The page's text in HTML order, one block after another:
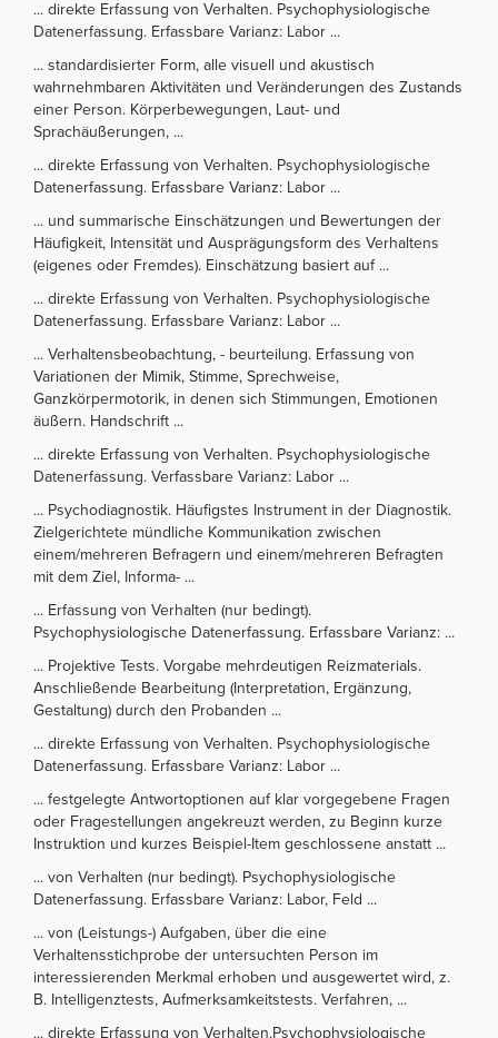
... direkte Erfassung von Verhalten. Psychophysiologische
Datenerfassung. Erfassbare Varianz: Labor ...
... standardisierter Form, alle visuell und akustisch
wahrnehmbaren Aktivitäten und Veränderungen des Zustands
einer Person. Körperbewegungen, Laut- und
Sprachäußerungen, ...
... direkte Erfassung von Verhalten. Psychophysiologische
Datenerfassung. Erfassbare Varianz: Labor ...
... und summarische Einschätzungen und Bewertungen der
Häufigkeit, Intensität und Ausprägungsform des Verhaltens
(eigenes oder Fremdes). Einschätzung basiert auf ...
... direkte Erfassung von Verhalten. Psychophysiologische
Datenerfassung. Erfassbare Varianz: Labor ...
... Verhaltensbeobachtung, - beurteilung. Erfassung von
Variationen der Mimik, Stimme, Sprechweise,
Ganzkörpermotorik, in denen sich Stimmungen, Emotionen
äußern. Handschrift ...
... direkte Erfassung von Verhalten. Psychophysiologische
Datenerfassung. Verfassbare Varianz: Labor ...
... Psychodiagnostik. Häufigstes Instrument in der Diagnostik.
Zielgerichtete mündliche Kommunikation zwischen
einem/mehreren Befragern und einem/mehreren Befragten
mit dem Ziel, Informa- ...
... Erfassung von Verhalten (nur bedingt).
Psychophysiologische Datenerfassung. Erfassbare Varianz: ...
... Projektive Tests. Vorgabe mehrdeutigen Reizmaterials.
Anschließende Bearbeitung (Interpretation, Ergänzung,
Gestaltung) durch den Probanden ...
... direkte Erfassung von Verhalten. Psychophysiologische
Datenerfassung. Erfassbare Varianz: Labor ...
... festgelegte Antwortoptionen auf klar vorgegebene Fragen
oder Fragestellungen angekreuzt werden, zu Beginn kurze
Instruktion und kurzes Beispiel-Item geschlossene anstatt ...
... von Verhalten (nur bedingt). Psychophysiologische
Datenerfassung. Erfassbare Varianz: Labor, Feld ...
... von (Leistungs-) Aufgaben, über die eine
Verhaltensstichprobe der untersuchten Person im
interessierenden Merkmal erhoben und ausgewertet wird, z.
B. Intelligenztests, Aufmerksamkeitstests. Verfahren, ...
... direkte Erfassung von Verhalten.Psychophysiologische